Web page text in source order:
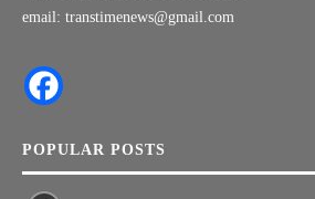
email: transtimenews@gmail.com
POPULAR POSTS